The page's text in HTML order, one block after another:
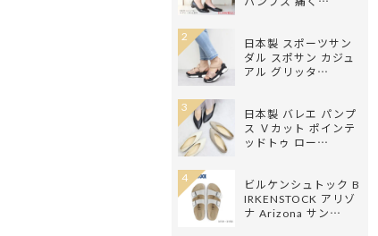
日本製 スポーツサン
ダル スポサン カジュ
アル グリッタ…
2
日本製 バレエ パンプ
ス Ｖカット ポインテ
ッドトゥ ロー…
3
ビルケンシュトック B
IRKENSTOCK アリゾ
ナ Arizona サン…
4